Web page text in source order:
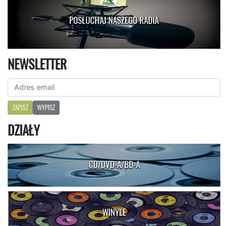
POSŁUCHAJ NASZEGO RADIA
NEWSLETTER
ZAPISZ WYPISZ
DZIAŁY
CD/DVD-A/BD-A
WINYLE